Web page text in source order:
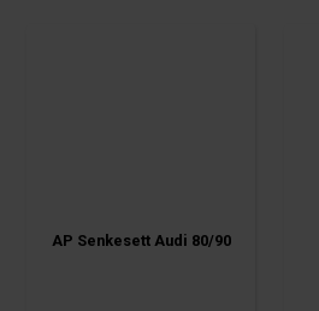
AP Senkesett Audi 80/90